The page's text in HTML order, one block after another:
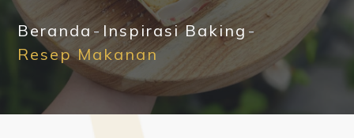
Beranda
Inspirasi Baking
Resep Makanan